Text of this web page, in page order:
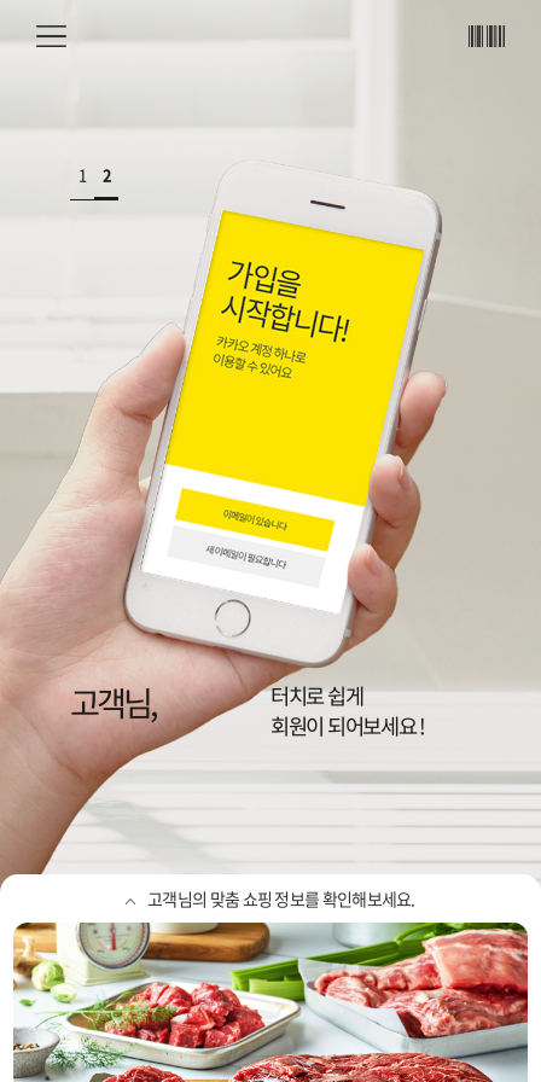
메뉴
NC, 뉴코아, 2001, 팩토리, 동아
정보를 확인하세요
고객님,
터치로 쉽게
회원이 되어보세요 !
이랜드리테일,
1 2
고객님의 맞춤 쇼핑 정보를 확인해보세요.